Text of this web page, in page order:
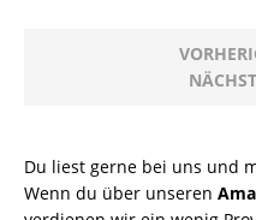
Du liest gerne bei uns und
Wenn du über unseren